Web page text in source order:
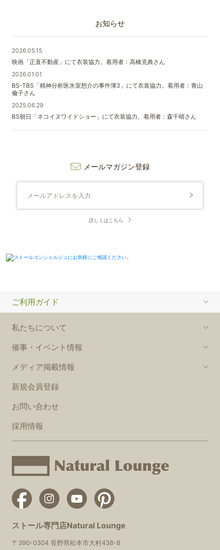
お知らせ
2026.05.15
映画「正直不動産」にて衣装協力。着用者：高橋克典さん
2026.01.01
BS-TBS「精神分析医氷室想介の事件簿3」にて衣装協力。着用者：青山
倫子さん
2025.06.29
BS朝日「ネコイヌワイドショー」にて衣装協力。着用者：森千晴さん
メールマガジン登録
詳しくはこちら
ご利用ガイド
私たちについて
催事・イベント情報
メディア掲載情報
新規会員登録
お問い合わせ
採用情報
ストール専門店Natural Lounge
〒390-0304 長野県松本市大村438-8